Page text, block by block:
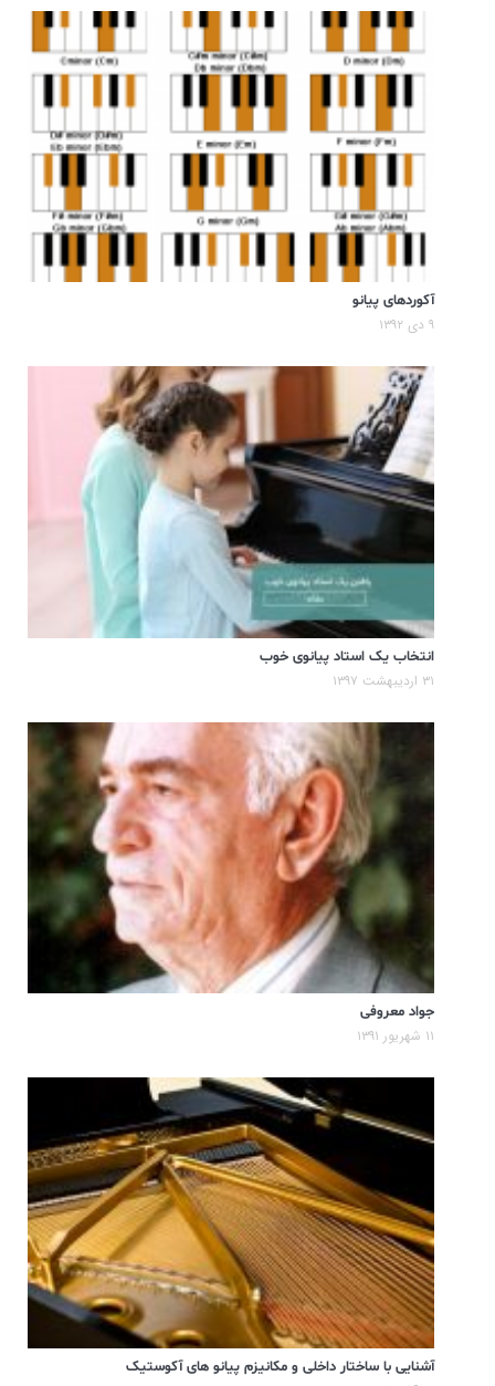
آکوردهای پیانو
۹ دی ۱۳۹۲
انتخاب یک استاد پیانوی خوب
۳۱ اردیبهشت ۱۳۹۷
جواد معروفی
۱۱ شهریور ۱۳۹۱
آشنایی با ساختار داخلی و مکانیزم پیانو های آکوستیک